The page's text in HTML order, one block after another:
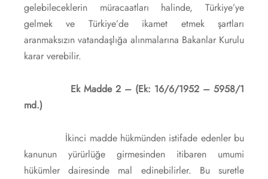
gelebileceklerin müracaatları halinde, Türkiye’ye
gelmek ve Türkiye’de ikamet etmek şartları
aranmaksızın vatandaşlığa alınmalarına Bakanlar Kurulu
karar verebilir.
Ek Madde 2 – (Ek: 16/6/1952 – 5958/1
md.)
İkinci madde hükmünden istifade edenler bu
kanunun yürürlüğe girmesinden itibaren umumi
hükümler dairesinde mal edinebilirler. Bu suretle